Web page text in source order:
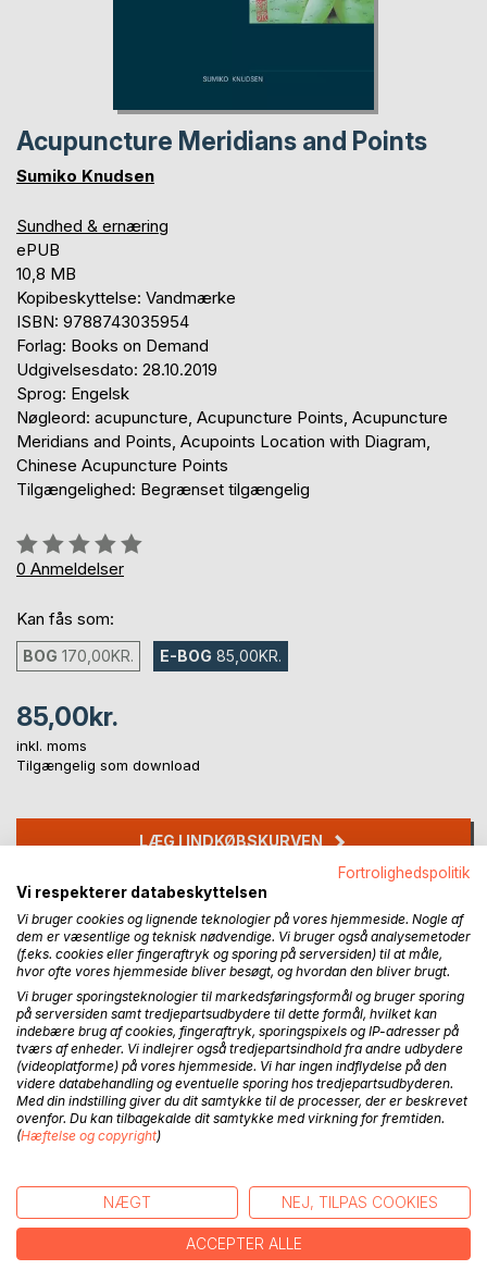
Acupuncture Meridians and Points
Sumiko Knudsen
Sundhed & ernæring
ePUB
10,8 MB
Kopibeskyttelse: Vandmærke
ISBN: 9788743035954
Forlag: Books on Demand
Udgivelsesdato: 28.10.2019
Sprog: Engelsk
Nøgleord: acupuncture, Acupuncture Points, Acupuncture
Meridians and Points, Acupoints Location with Diagram,
Chinese Acupuncture Points
Tilgængelighed: Begrænset tilgængelig
Anmeldelse::
0%
0 Anmeldelser
Kan fås som:
BOG 170,00KR. E-BOG 85,00KR.
85,00kr.
inkl. moms
Tilgængelig som download
LÆG I INDKØBSKURVEN
Føj til ønskeliste
Anmeld titel
BESKRIVELSE
Acupuncture point locations are related to Qi and Blood
flowing and this energy system defined pathway from
internal organs and meridians converges and disperses.
Fortrolighedspolitik
Vi respekterer databeskyttelsen
Vi bruger cookies og lignende teknologier på vores hjemmeside. Nogle af
dem er væsentlige og teknisk nødvendige. Vi bruger også analysemetoder
(f.eks. cookies eller fingeraftryk og sporing på serversiden) til at måle,
hvor ofte vores hjemmeside bliver besøgt, og hvordan den bliver brugt.
Vi bruger sporingsteknologier til markedsføringsformål og bruger sporing
på serversiden samt tredjepartsudbydere til dette formål, hvilket kan
indebære brug af cookies, fingeraftryk, sporingspixels og IP-adresser på
tværs af enheder. Vi indlejrer også tredjepartsindhold fra andre udbydere
(videoplatforme) på vores hjemmeside. Vi har ingen indflydelse på den
videre databehandling og eventuelle sporing hos tredjepartsudbyderen.
Med din indstilling giver du dit samtykke til de processer, der er beskrevet
ovenfor. Du kan tilbagekalde dit samtykke med virkning for fremtiden.
(Hæftelse og copyright)
NÆGT NEJ, TILPAS COOKIES
ACCEPTER ALLE